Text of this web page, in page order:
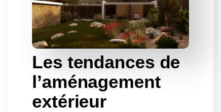
Les tendances de
l’aménagement
extérieur